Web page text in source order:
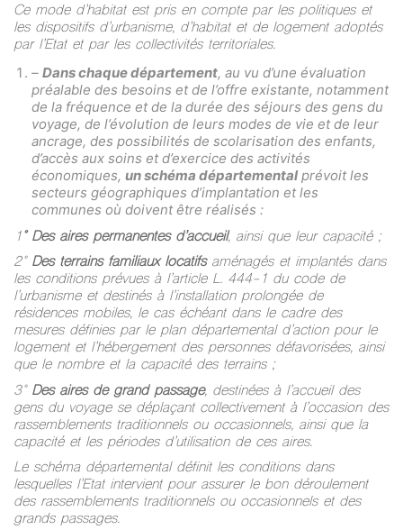
Ce mode d’habitat est pris en compte par les politiques et
les dispositifs d’urbanisme, d’habitat et de logement adoptés
par l’Etat et par les collectivités territoriales.
– Dans chaque département, au vu d’une évaluation
préalable des besoins et de l’offre existante, notamment
de la fréquence et de la durée des séjours des gens du
voyage, de l’évolution de leurs modes de vie et de leur
ancrage, des possibilités de scolarisation des enfants,
d’accès aux soins et d’exercice des activités
économiques, un schéma départementalprévoit les
secteurs géographiques d’implantation et les
communes où doivent être réalisés :
1° Des aires permanentes d’accueil, ainsi que leur capacité ;
2° Des terrains familiaux locatifsaménagés et implantés dans
les conditions prévues à l’article L. 444-1 du code de
l’urbanisme et destinés à l’installation prolongée de
résidences mobiles, le cas échéant dans le cadre des
mesures définies par le plan départemental d’action pour le
logement et l’hébergement des personnes défavorisées, ainsi
que le nombre et la capacité des terrains ;
3° Des aires de grand passage, destinées à l’accueil des
gens du voyage se déplaçant collectivement à l’occasion des
rassemblements traditionnels ou occasionnels, ainsi que la
capacité et les périodes d’utilisation de ces aires.
Le schéma départemental définit les conditions dans
lesquelles l’Etat intervient pour assurer le bon déroulement
des rassemblements traditionnels ou occasionnels et des
grands passages.